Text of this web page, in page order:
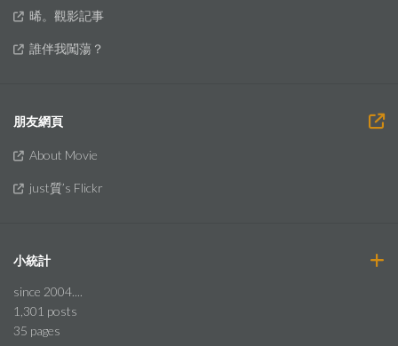
晞。觀影記事
誰伴我闖蕩？
朋友網頁
About Movie
just質’s Flickr
小統計
since 2004....
1,301 posts
35 pages